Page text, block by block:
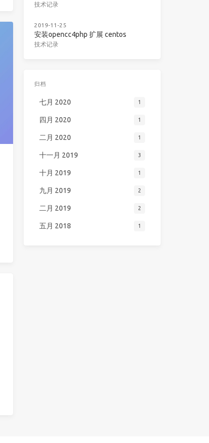
技术记录
2019-11-25
安装opencc4php 扩展 centos
技术记录
归档
七月 2020 1
四月 2020 1
二月 2020 1
十一月 2019 3
十月 2019 1
九月 2019 2
二月 2019 2
五月 2018 1